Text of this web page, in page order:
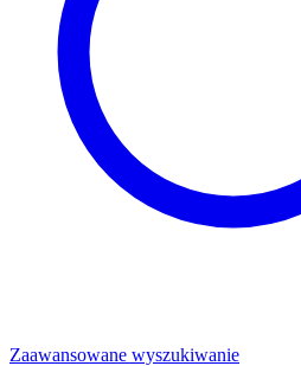
Zaawansowane wyszukiwanie